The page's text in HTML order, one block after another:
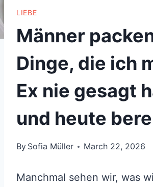
LIEBE
Männer
Dinge, die ich
Ex nie gesagt
und heute
By Sofia Müller March 22, 2026
Manchmal sehen wir, was